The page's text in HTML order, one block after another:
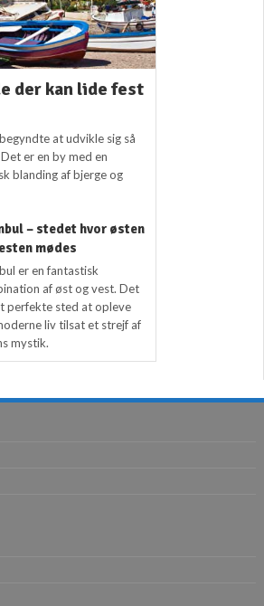
der kan lide fest
at udvikle sig så
er en by med en
blanding af bjerge og
– stedet hvor østen
mødes
er en fantastisk
af øst og vest. Det
perfekte sted at opleve
liv tilsat et strejf af
mystik.